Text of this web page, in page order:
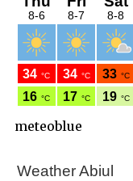
meteoblue